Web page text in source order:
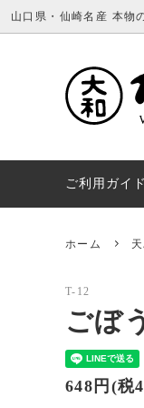
山口県・仙崎名産 本物
お得な
送料につ
ご利用ガイド
ホーム
T-12
ごぼ
648円(税